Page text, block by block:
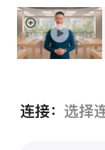
展
开
连接： 选择